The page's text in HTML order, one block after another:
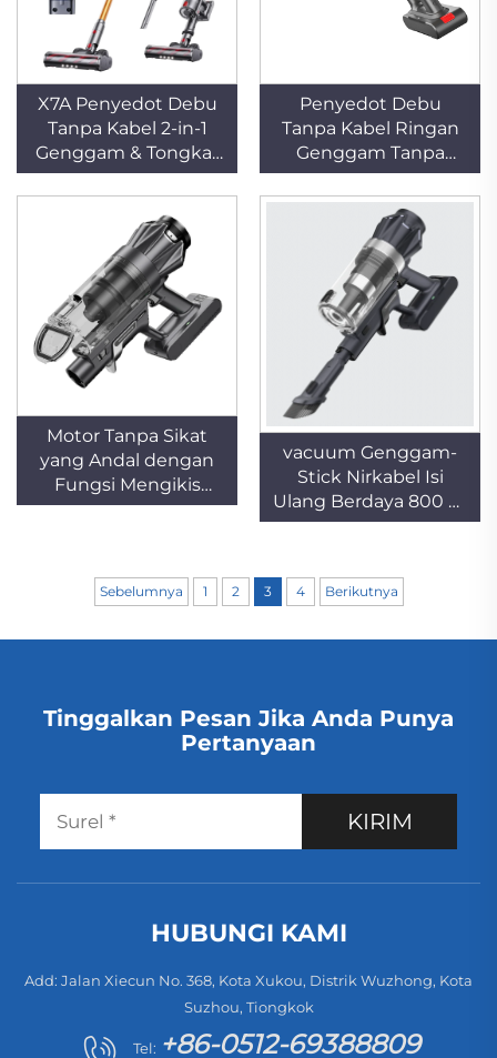
X7A Penyedot Debu
Tanpa Kabel 2-in-1
Genggam & Tongkat
dengan Motor Tanpa
Sikat untuk
Penggunaan di Mobil
& Rumah
Penyedot Debu
Tanpa Kabel Ringan
Genggam Tanpa
Kantong, Portabel,
Tongkat, Siklon untuk
Pembersihan Hewan
Peliharaan dan Karpet,
Digunakan di Rumah
Tangga & Hotel
Motor Tanpa Sikat
yang Andal dengan
Fungsi Mengikis
Debu, Penyedot
Dapat Diisi Ulang,
Model Tongkat,
vacuum Genggam-
Stick Nirkabel Isi
Ulang Berdaya 800 W
dengan Motor Tanpa
HEPA, dan Fungsi
Pengikis Debu
Sebelumnya 1 2 3 4 Berikutnya
Tinggalkan Pesan Jika Anda Punya
Pertanyaan
KIRIM
HUBUNGI KAMI
Add: Jalan Xiecun No. 368, Kota Xukou, Distrik Wuzhong, Kota
Suzhou, Tiongkok
Tel: +86-0512-69388809